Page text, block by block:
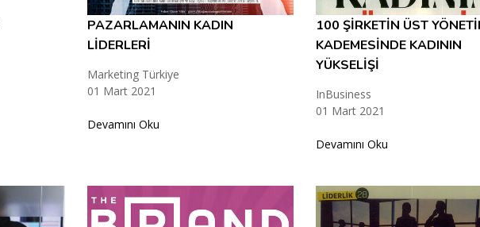
PAZARLAMANIN KADIN
LİDERLERİ
Marketing Türkiye
01 Mart 2021
Devamını Oku
100 ŞİRKETİN ÜST
KADEMESİNDE KADININ
YÜKSELİŞİ
InBusiness
01 Mart 2021
Devamını Oku